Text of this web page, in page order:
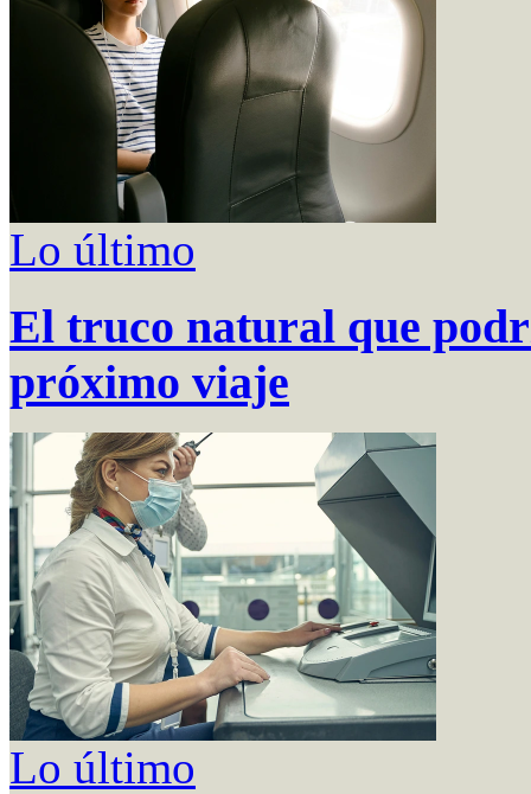
Lo último
El truco natural que
próximo viaje
Lo último